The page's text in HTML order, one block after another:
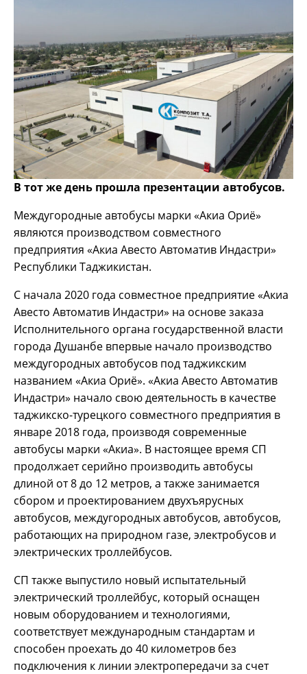
В тот же день прошла презентации автобусов.
Междугородные автобусы марки «Акиа Ориё»
являются производством совместного
предприятия «Акиа Авесто Автоматив Индастри»
Республики Таджикистан.
С начала 2020 года совместное предприятие «Акиа
Авесто Автоматив Индастри» на основе заказа
Исполнительного органа государственной власти
города Душанбе впервые начало производство
междугородных автобусов под таджикским
названием «Акиа Ориё». «Акиа Авесто Автоматив
Индастри» начало свою деятельность в качестве
таджикско-турецкого совместного предприятия в
январе 2018 года, производя современные
автобусы марки «Акиа». В настоящее время СП
продолжает серийно производить автобусы
длиной от 8 до 12 метров, а также занимается
сбором и проектированием двухъярусных
автобусов, междугородных автобусов, автобусов,
работающих на природном газе, электробусов и
электрических троллейбусов.
СП также выпустило новый испытательный
электрический троллейбус, который оснащен
новым оборудованием и технологиями,
соответствует международным стандартам и
способен проехать до 40 километров без
подключения к линии электропередачи за счет